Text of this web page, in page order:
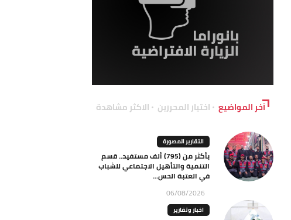
آخر المواضيع اختيار المحررين الاكثر مشاهدة
التقارير المصورة
بأكثر من (795) ألف مستفيد.. قسم
التنمية والتأهيل الاجتماعي للشباب
في العتبة الحس...
06/08/2026
اخبار وتقارير